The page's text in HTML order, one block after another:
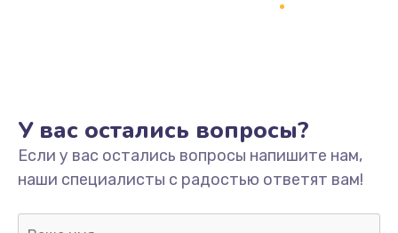
Не включается
1400 руб.
Заказать
У вас остались вопросы?
Если у вас остались вопросы напишите нам,
наши специалисты с радостью ответят вам!